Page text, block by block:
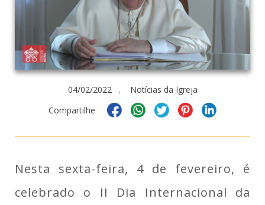
04/02/2022 . Notícias da Igreja
Compartilhe
Nesta sexta-feira, 4 de fevereiro, é
celebrado o II Dia Internacional da